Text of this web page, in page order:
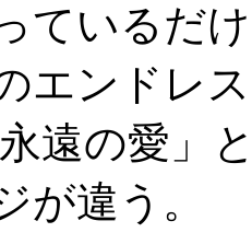
ているだ
エンドレ
遠の愛」
が違う。